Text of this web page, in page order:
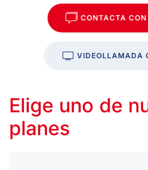
CONTACTA
VIDEOLLAMADA
Elige uno de
planes